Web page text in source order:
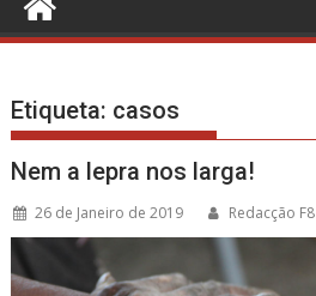
Etiqueta: casos
Nem a lepra nos larga!
26 de Janeiro de 2019 Redacção F8